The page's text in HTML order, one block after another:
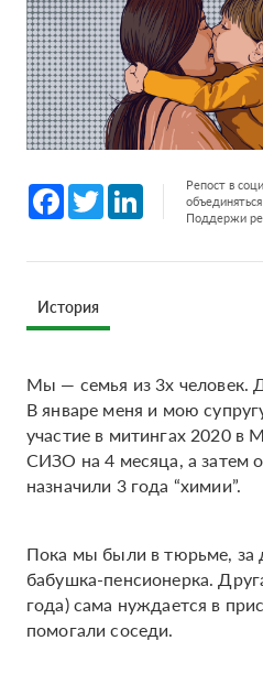
Facebook
Twitter LinkedInРепост в
Поддержи
История
Мы — семья из 3х человек.
В январе меня и мою
участие в митингах 2020 в
СИЗО на 4 месяца, а затем
назначили 3 года “химии”.
Пока мы были в тюрьме, за
бабушка-пенсионерка.
года) сама нуждается в
помогали соседи.